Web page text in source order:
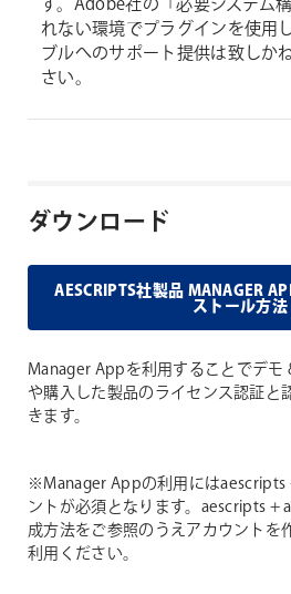
す。Adobe社の「必要システム
れない環境でプラグインを使用
ブルへのサポート提供は致しか
さい。
ダウンロード
AESCRIPTS社製品 MANAGER
ストール方法
Manager Appを利用することでデモ
や購入した製品のライセンス認証と
きます。
※Manager Appの利用にはaescripts
ントが必須となります。aescripts +
成方法をご参照のうえアカウントを
利用ください。